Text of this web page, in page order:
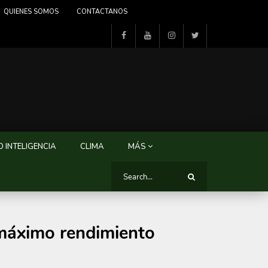
QUIENES SOMOS CONTACTANOS
INTELIGENCIA CLIMA MÁS
rendimiento